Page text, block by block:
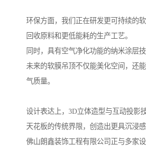
环保方面，我们正在研发更可持续的
回收原料和更低能耗的生产工艺。
同时，具有空气净化功能的纳米涂层技
未来的软膜吊顶不仅能美化空间，还
气质量。
设计表达上，3D立体造型与互动投影
天花板的传统界限，创造出更具沉浸感
佛山朗鑫装饰工程有限公司正与多家